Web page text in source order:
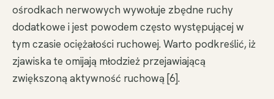
ośrodkach nerwowych wywołuje zbędne ruchy
dodatkowe i jest powodem często występującej w
tym czasie ociężałości ruchowej. Warto podkreślić, iż
zjawiska te omijają młodzież przejawiającą
zwiększoną aktywność ruchową [6].